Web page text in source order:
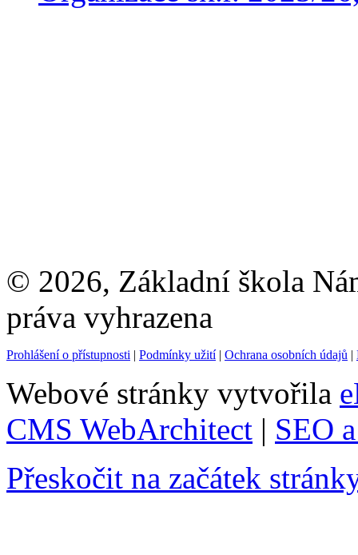
© 2026, Základní škola
práva vyhrazena
Prohlášení o přístupnosti | Podmínky užití| Ochrana osobních údajů |
Webové stránky vytvořila
CMS WebArchitect | SEO
Přeskočit na začátek